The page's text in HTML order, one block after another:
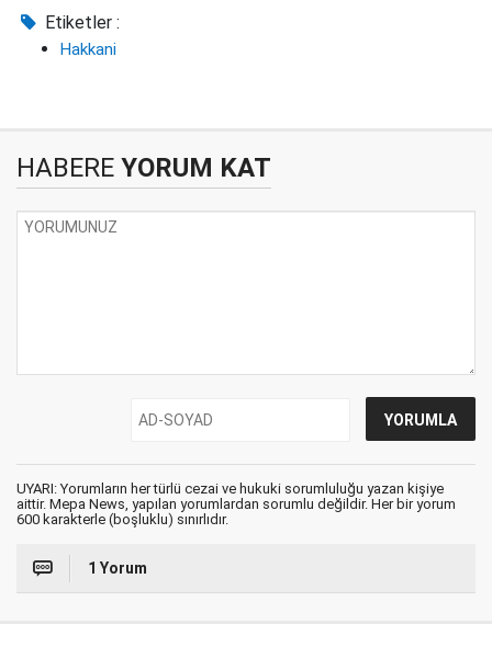
Etiketler :
Hakkani
HABERE YORUM KAT
UYARI: Yorumların her türlü cezai ve hukuki sorumluluğu yazan kişiye
aittir. Mepa News, yapılan yorumlardan sorumlu değildir. Her bir yorum
600 karakterle (boşluklu) sınırlıdır.
1 Yorum